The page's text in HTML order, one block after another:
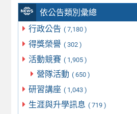
依公告類別彙總
行政公告 ( 7,180 )
得獎榮譽 ( 302 )
活動競賽 ( 1,905 )
營隊活動 ( 650 )
研習講座 ( 1,043 )
生涯與升學訊息 ( 719 )